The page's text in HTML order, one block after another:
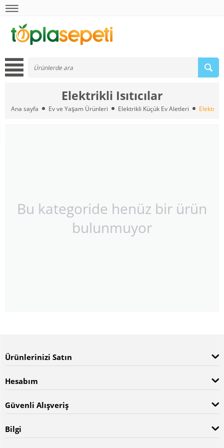
Elektrikli Isıtıcılar
Ana sayfa Ev ve Yaşam Ürünleri Elektrikli Küçük Ev Aletleri Elektrikli
Bu kategoride henüz bir ürün
bulunmuyor
Ürünlerinizi Satın
Hesabım
Güvenli Alışveriş
Bilgi